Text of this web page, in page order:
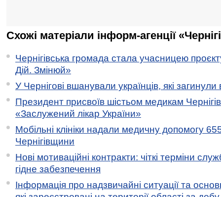
Схожі матеріали інформ-агенції
Чернігівська громада стала учасницею
Дій. Змінюй»
У Чернігові вшанували українців, які загинули
Президент присвоїв шістьом медикам
«Заслужений лікар України»
Мобільні клініки надали медичну допомогу
Чернігівщини
Нові мотиваційні контракти: чіткі терміни
гідне забезпечення
Інформація про надзвичайні ситуації та